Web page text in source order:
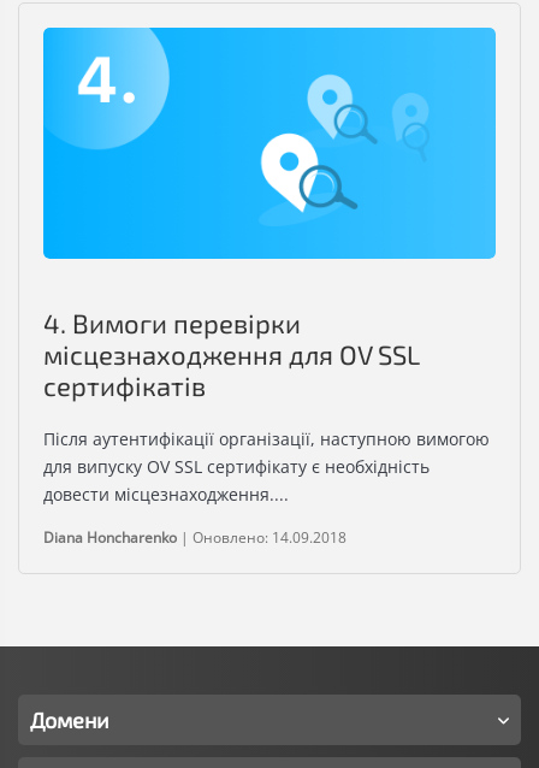
4. Вимоги перевірки
місцезнаходження для OV SSL
сертифікатів
Після аутентифікації організації, наступною вимогою
для випуску OV SSL сертифікату є необхідність
довести місцезнаходження....
Diana Honcharenko | Оновлено: 14.09.2018
Домени